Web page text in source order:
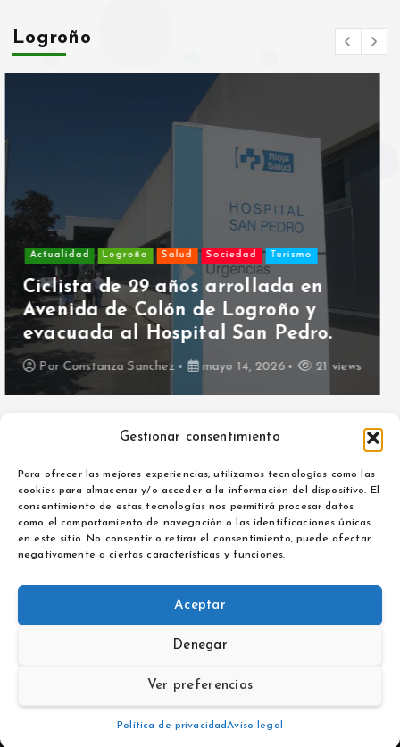
Gestionar consentimiento
Para ofrecer las mejores experiencias, utilizamos tecnologías como las
cookies para almacenar y/o acceder a la información del dispositivo. El
consentimiento de estas tecnologías nos permitirá procesar datos
como el comportamiento de navegación o las identificaciones únicas
en este sitio. No consentir o retirar el consentimiento, puede afectar
negativamente a ciertas características y funciones.
Aceptar
Denegar
Ver preferencias
Política de privacidadAviso legal
Logroño
Actualidad Cultura y Ocio Eventos y Actividades
Igualdad y Diversidad Sociedad
Feministas del PCE-IU piden la
cancelación del concierto de
Plácido Domingo en Logroño.
Constanza Sanchez
25 views
Aviso legal
Política de privacidad
Copyright © 2026 La Opinión de La Rioja | Powered by